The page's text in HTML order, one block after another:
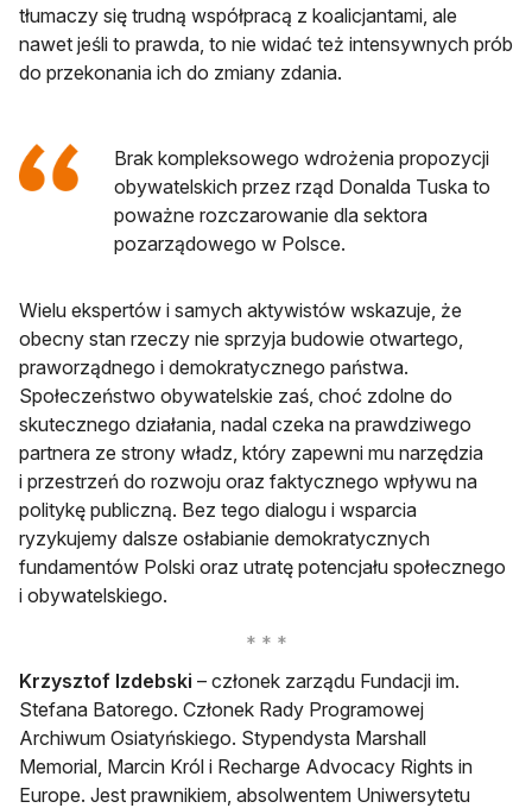
tłumaczy się trudną współpracą z koalicjantami, ale
nawet jeśli to prawda, to nie widać też intensywnych prób
do przekonania ich do zmiany zdania.
Brak kompleksowego wdrożenia propozycji
obywatelskich przez rząd Donalda Tuska to
poważne rozczarowanie dla sektora
pozarządowego w Polsce.
Wielu ekspertów i samych aktywistów wskazuje, że
obecny stan rzeczy nie sprzyja budowie otwartego,
praworządnego i demokratycznego państwa.
Społeczeństwo obywatelskie zaś, choć zdolne do
skutecznego działania, nadal czeka na prawdziwego
partnera ze strony władz, który zapewni mu narzędzia
i przestrzeń do rozwoju oraz faktycznego wpływu na
politykę publiczną. Bez tego dialogu i wsparcia
ryzykujemy dalsze osłabianie demokratycznych
fundamentów Polski oraz utratę potencjału społecznego
i obywatelskiego.
Krzysztof Izdebski – członek zarządu Fundacji im.
Stefana Batorego. Członek Rady Programowej
Archiwum Osiatyńskiego. Stypendysta Marshall
Memorial, Marcin Król i Recharge Advocacy Rights in
Europe. Jest prawnikiem, absolwentem Uniwersytetu